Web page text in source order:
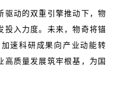
驱动的双重引擎推动下，物
投入力度。未来，物奇将锚
速科研成果向产业动能转
高质量发展筑牢根基，为国